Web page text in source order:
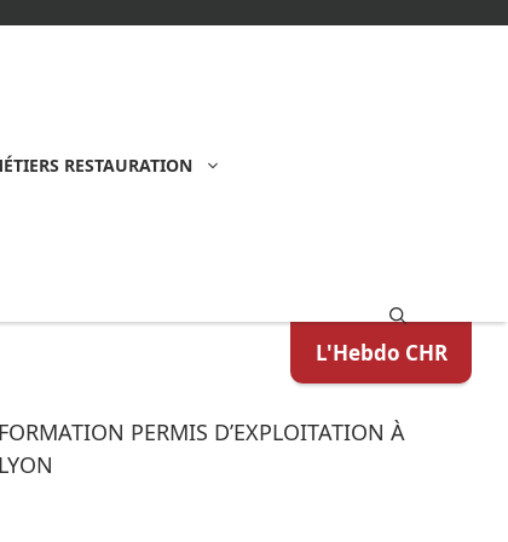
RESTAURATION
L'Hebdo CHR
FORMATION PERMIS D’EXPLOITATION À
LYON